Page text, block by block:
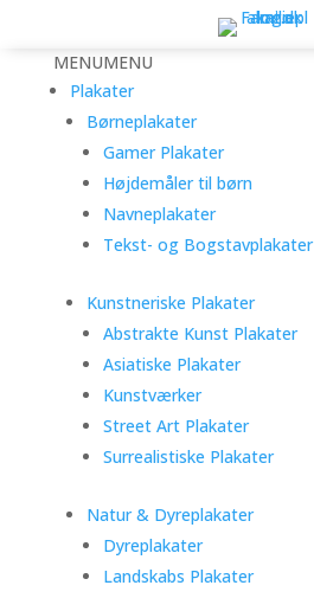
MENUMENU
Plakater
Børneplakater
Gamer Plakater
Højdemåler til børn
Navneplakater
Tekst- og Bogstavplakater
Kunstneriske Plakater
Abstrakte Kunst Plakater
Asiatiske Plakater
Kunstværker
Street Art Plakater
Surrealistiske Plakater
Natur & Dyreplakater
Dyreplakater
Landskabs Plakater